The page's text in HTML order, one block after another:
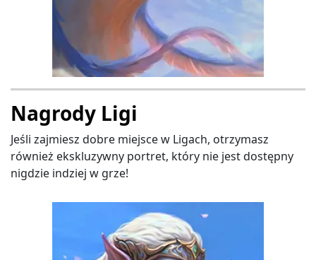
Nagrody Ligi
Jeśli zajmiesz dobre miejsce w Ligach, otrzymasz
również ekskluzywny portret, który nie jest dostępny
nigdzie indziej w grze!